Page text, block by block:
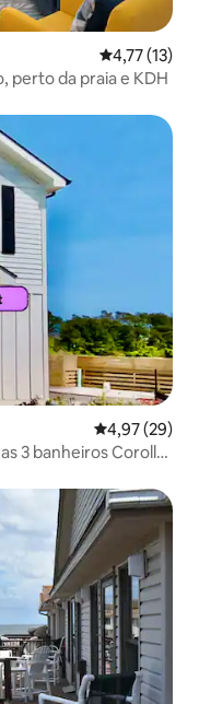
4,77 de uma
4,77 (13)
perto da praia e KDH
4,97 de uma
4,97 (29)
3 banheiros Corolla